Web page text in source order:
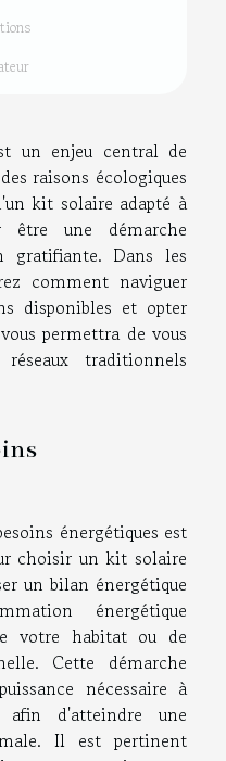
un enjeu central de
raisons écologiques
kit solaire adapté à
être une démarche
gratifiante. Dans les
comment naviguer
disponibles et opter
permettra de vous
traditionnels
énergétiques est
choisir un kit solaire
un bilan énergétique
énergétique
votre habitat ou de
Cette démarche
nécessaire à
d'atteindre une
Il est pertinent